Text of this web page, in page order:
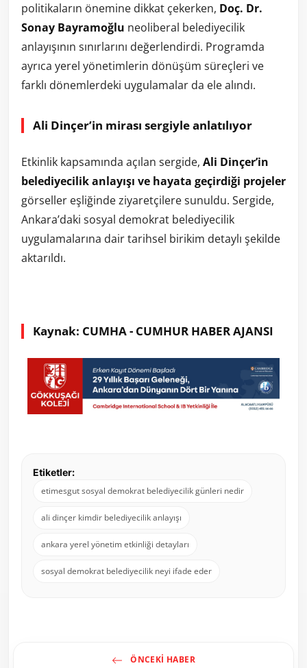
politikaların önemine dikkat çekerken, Doç. Dr.
Sonay Bayramoğlu neoliberal belediyecilik
anlayışının sınırlarını değerlendirdi. Programda
ayrıca yerel yönetimlerin dönüşüm süreçleri ve
farklı dönemlerdeki uygulamalar da ele alındı.
Ali Dinçer’in mirası sergiyle anlatılıyor
Etkinlik kapsamında açılan sergide, Ali Dinçer’in
belediyecilik anlayışı ve hayata geçirdiği projeler
görseller eşliğinde ziyaretçilere sunuldu. Sergide,
Ankara’daki sosyal demokrat belediyecilik
uygulamalarına dair tarihsel birikim detaylı şekilde
aktarıldı.
Kaynak: CUMHA - CUMHUR HABER AJANSI
Etiketler:
etimesgut sosyal demokrat belediyecilik günleri nedir
ali dinçer kimdir belediyecilik anlayışı
ankara yerel yönetim etkinliği detayları
sosyal demokrat belediyecilik neyi ifade eder
ÖNCEKI HABER